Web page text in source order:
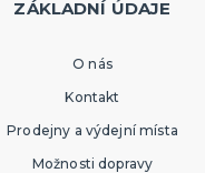
ZÁKLADNÍ ÚDAJE
O nás
Kontakt
Prodejny a výdejní místa
Možnosti dopravy